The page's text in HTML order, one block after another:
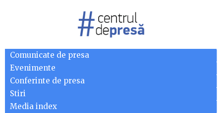
Comunicate de presa
Evenimente
Conferinte de presa
Stiri
Media index